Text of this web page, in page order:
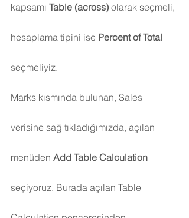
kapsamı Table (across) olarak seçmeli,
hesaplama tipini ise Percent of Total
seçmeliyiz.
Marks kısmında bulunan, Sales
verisine sağ tıkladığımızda, açılan
menüden Add Table Calculation
seçiyoruz. Burada açılan Table